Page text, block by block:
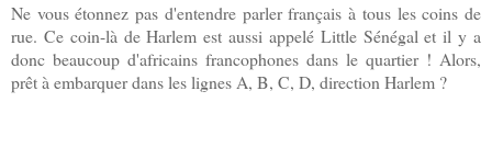
Ne vous étonnez pas d'entendre parler français à tous les coins de
rue. Ce coin-là de Harlem est aussi appelé Little Sénégal et il y a
donc beaucoup d'africains francophones dans le quartier ! Alors,
prêt à embarquer dans les lignes A, B, C, D, direction Harlem ?